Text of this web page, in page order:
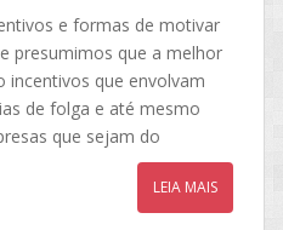
e formas de motivar
presumimos que a melhor
incentivos que envolvam
de folga e até mesmo
que sejam do
LEIA MAIS